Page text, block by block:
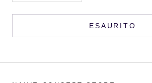
ESAURITO